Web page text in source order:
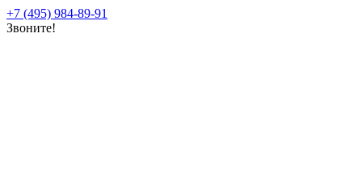
+7 (495) 984-89-91
Звоните!